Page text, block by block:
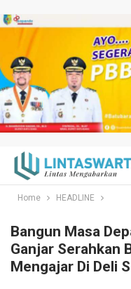
Home HEADLINE
Bangun Masa
Ganjar Serahkan
Mengajar Di Deli